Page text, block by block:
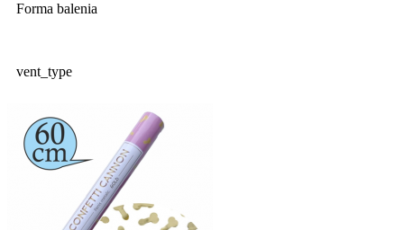
Forma balenia
vent_type